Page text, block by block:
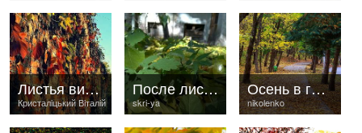
Кристалiцький Вiталiй
Листья винограда
skri-ya
После листопада
nikolenko
Осень в городском саду